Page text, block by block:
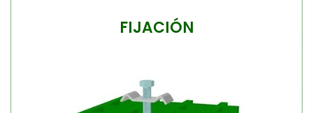
FIJACIÓN